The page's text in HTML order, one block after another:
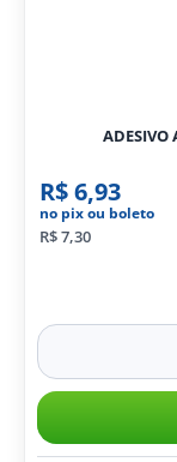
ADESIVO
R$ 6,93
no pix ou boleto
R$ 7,30